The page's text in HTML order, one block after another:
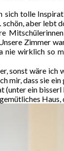
tolle
aber lebt
Zimmer
wirklich so
sonst wäre
dass sie
(unter ein